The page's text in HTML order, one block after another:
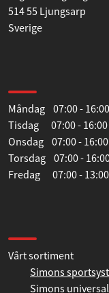
Ray Metallfabrik AB
Lagmanshagavägen 1
Öppettider
Måndag 07:00 - 16:00
Tisdag 07:00 - 16:00
Onsdag 07:00 - 16:00
Information
Vårt sortiment